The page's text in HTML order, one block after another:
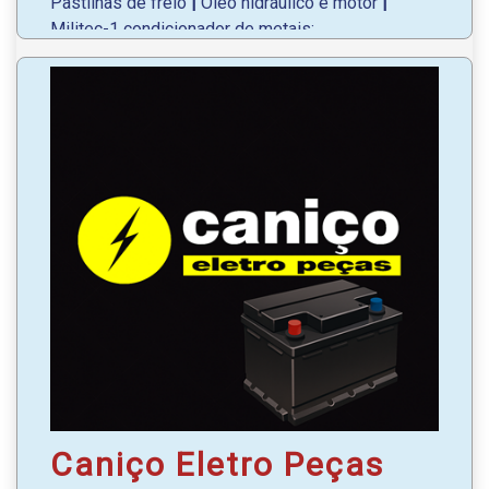
Militec-1 condicionador de metais;
Caniço Eletro Peças